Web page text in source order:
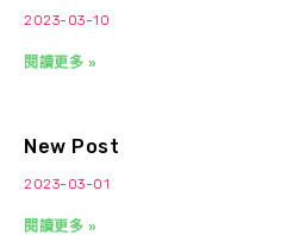
2023-03-10
閱讀更多 »
New Post
2023-03-01
閱讀更多 »